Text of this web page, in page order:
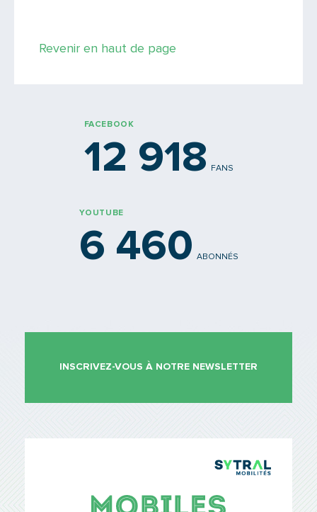
Revenir en haut de page
FACEBOOK
12 918 FANS
YOUTUBE
6 460 ABONNÉS
INSCRIVEZ-VOUS À NOTRE NEWSLETTER